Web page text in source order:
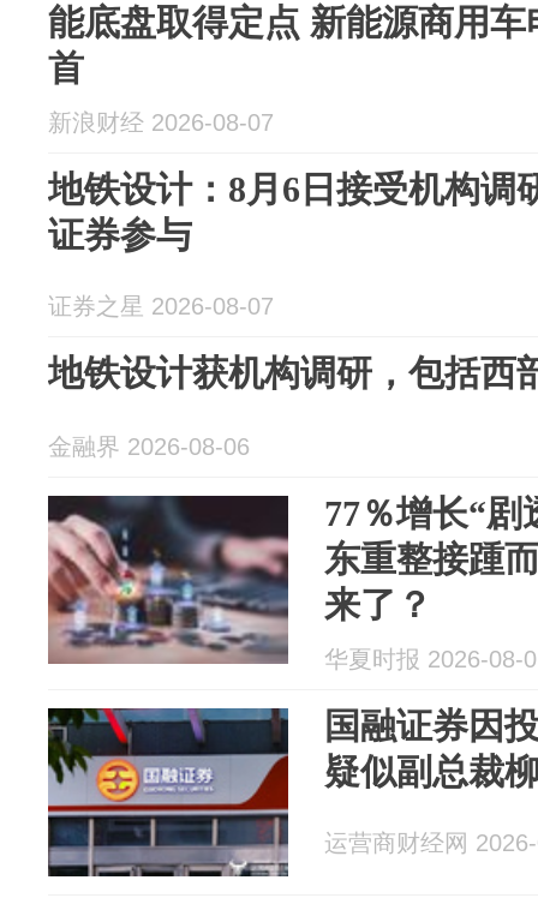
能底盘取得定点 新能源商用
首
新浪财经 2026-08-07
地铁设计：8月6日接受机构调
证券参与
证券之星 2026-08-07
地铁设计获机构调研，包括西
金融界 2026-08-06
77％增长“剧
东重整接踵
来了？
华夏时报 2026-08-
国融证券因
疑似副总裁
运营商财经网